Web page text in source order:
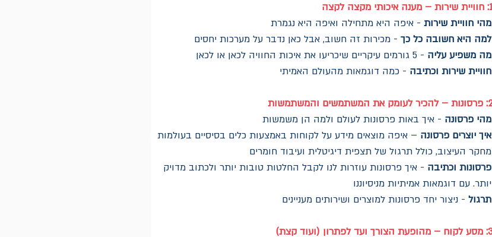
מהי חוויית שירות - איפה היא מתחילה ואיפה היא נגמרת
למה היא חשובה כל כך - מכירות זה חשוב, אבל כאן נדבר על מערכות יחסים
מה משפיע עליה - 5 גורמים עיקריים שיכריעו את איכות החוויה לכאן או לכאן
חוויית שירות וכתיבה - כמה דוגמאות מהעולם האמיתי
מהי פרסונה - איך באות פרסונות לעולם ולמה הן משמשות
איך יוצרים פרסונה – איפה מוצאים מידע על לקוחות באמצעות כלים בסיסיים בעולמות
מחקר העיצוב, כולל תרגול של תצפית דיגיטלית ועיבוד חומרים
פרסונות וכתיבה - איך פרסונות עוזרות לנו לקבל החלטות טובות יותר ולכתוב מדויק
יותר. עם דוגמאות אמיתיות מניסיוננו
תרגול - ניצור יחד פרסונות למוצרים ושירותים מעניינים